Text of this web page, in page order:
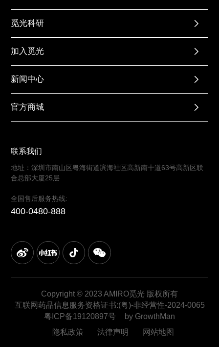
觅光科研
加入觅光
新闻中心
官方商城
联系我们
地址：深圳市南山区粤海街道滨海社区高新南十道63号高新区联
合总部大厦25层
全国售后服务热线:
400-0480-888
Copyright © 2023 AMIRO觅光 版权所有
互联网药品信息服务资格证书:(粤)-非经营性-2024-0065
粤ICP备19120897号
by GrowthMan
隐私政策
法律声明 网站地图